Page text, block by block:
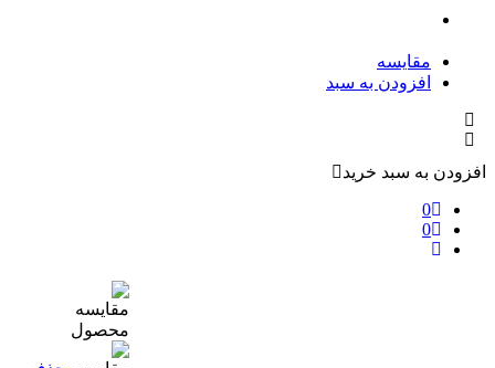
مقایسه
افزودن به سبد
به سبد خرید
0
0